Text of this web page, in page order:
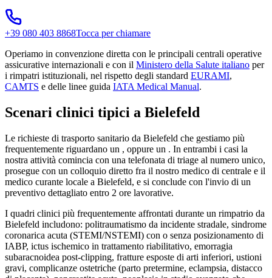
+39 080 403 8868Tocca per chiamare
Operiamo in convenzione diretta con le principali centrali operative
assicurative internazionali e con il Ministero della Salute italiano per
i rimpatri istituzionali, nel rispetto degli standard EURAMI,
CAMTS e delle linee guida IATA Medical Manual.
Scenari clinici tipici a Bielefeld
Le richieste di trasporto sanitario da Bielefeld che gestiamo più
frequentemente riguardano un , oppure un . In entrambi i casi la
nostra attività comincia con una telefonata di triage al numero unico,
prosegue con un colloquio diretto fra il nostro medico di centrale e il
medico curante locale a Bielefeld, e si conclude con l'invio di un
preventivo dettagliato entro 2 ore lavorative.
I quadri clinici più frequentemente affrontati durante un rimpatrio da
Bielefeld includono: politraumatismo da incidente stradale, sindrome
coronarica acuta (STEMI/NSTEMI) con o senza posizionamento di
IABP, ictus ischemico in trattamento riabilitativo, emorragia
subaracnoidea post-clipping, fratture esposte di arti inferiori, ustioni
gravi, complicanze ostetriche (parto pretermine, eclampsia, distacco